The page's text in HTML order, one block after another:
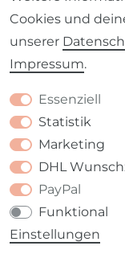
Cookies und
unserer
Impressum.
Essenziell
Statistik
Marketing
DHL
PayPal
Funktional
Einstellungen